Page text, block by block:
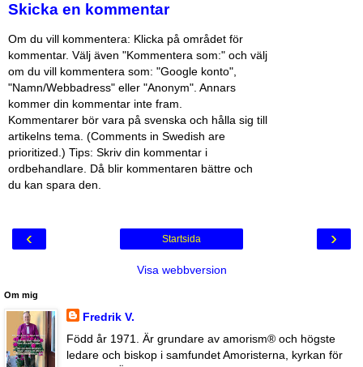
Skicka en kommentar
Om du vill kommentera: Klicka på området för
kommentar. Välj även "Kommentera som:" och välj
om du vill kommentera som: "Google konto",
"Namn/Webbadress" eller "Anonym". Annars
kommer din kommentar inte fram.
Kommentarer bör vara på svenska och hålla sig till
artikelns tema. (Comments in Swedish are
prioritized.) Tips: Skriv din kommentar i
ordbehandlare. Då blir kommentaren bättre och
du kan spara den.
‹ ›
Startsida
Visa webbversion
Om mig
Fredrik V.
Född år 1971. Är grundare av amorism® och högste
ledare och biskop i samfundet Amoristerna, kyrkan för